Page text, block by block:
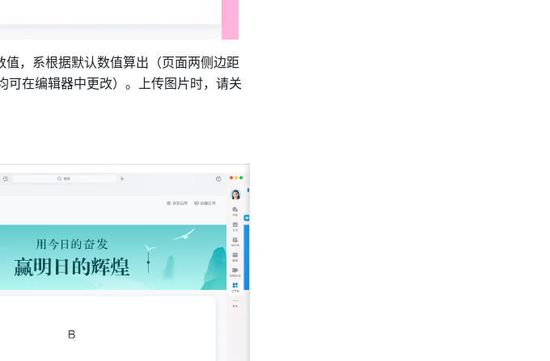
，系根据默认数值算出（页面两侧边距
可在编辑器中更改）。上传图片时，请关